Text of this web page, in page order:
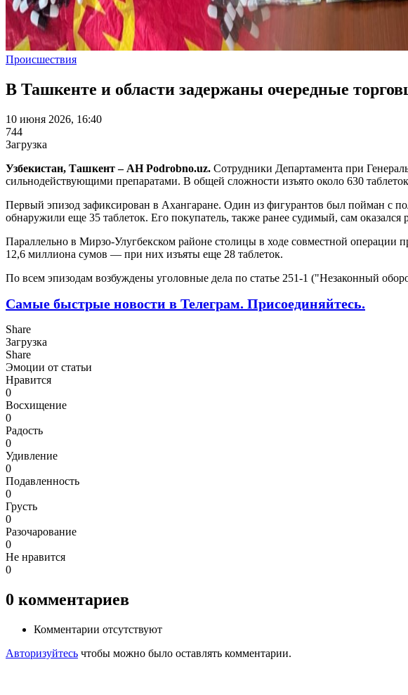
Происшествия
В Ташкенте и области задержаны очередные
10 июня 2026, 16:40
744
Загрузка
Узбекистан, Ташкент – АН Podrobno.uz. Сотрудники Департамента при
сильнодействующими препаратами. В общей сложности изъято около 630
Первый эпизод зафиксирован в Ахангаране. Один из фигурантов был пойман с
обнаружили еще 35 таблеток. Его покупатель, также ранее судимый, сам
Параллельно в Мирзо-Улугбекском районе столицы в ходе совместной операции
12,6 миллиона сумов — при них изъяты еще 28 таблеток.
По всем эпизодам возбуждены уголовные дела по статье 251-1 ("Незаконный
Самые быстрые новости в Телеграм. Присоединяйтесь.
Share
Загрузка
Share
Эмоции от статьи
Нравится
0
Восхищение
0
Радость
0
Удивление
0
Подавленность
0
Грусть
0
Разочарование
0
Не нравится
0
0 комментариев
Комментарии отсутствуют
Авторизуйтесь чтобы можно было оставлять комментарии.